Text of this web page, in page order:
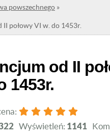
powszechnego »
II połowy VI w. do 1453r.
od II
1453r.
Wyświetleń: 1141